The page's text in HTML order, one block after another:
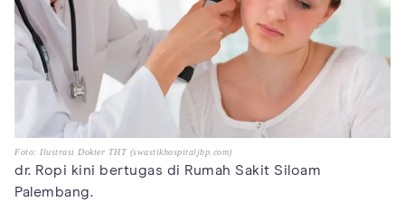
Foto: Ilustrasi Dokter THT (swastikhospitaljbp.com)
dr. Ropi kini bertugas di Rumah Sakit Siloam
Palembang.